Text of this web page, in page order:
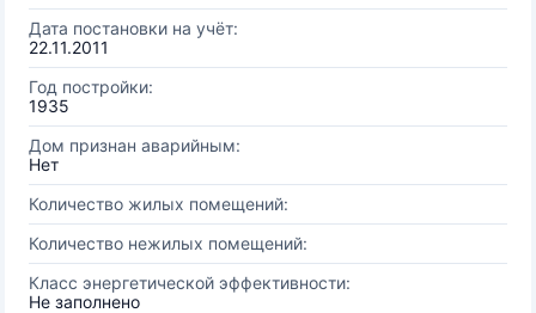
Дата постановки на учёт:
22.11.2011
Год постройки:
1935
Дом признан аварийным:
Нет
Количество жилых помещений:
Количество нежилых помещений:
Класс энергетической эффективности:
Не заполнено